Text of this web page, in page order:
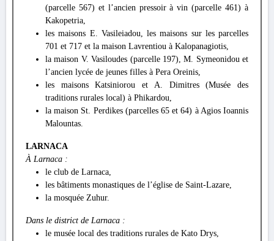
(parcelle 567) et l’ancien pressoir à vin (parcelle 461) à
Kakopetria,
les maisons E. Vasileiadou, les maisons sur les parcelles
701 et 717 et la maison Lavrentiou à Kalopanagiotis,
la maison V. Vasiloudes (parcelle 197), M. Symeonidou et
l’ancien lycée de jeunes filles à Pera Oreinis,
les maisons Katsiniorou et A. Dimitres (Musée des
traditions rurales local) à Phikardou,
la maison St. Perdikes (parcelles 65 et 64) à Agios Ioannis
Malountas.
LARNACA
À Larnaca :
le club de Larnaca,
les bâtiments monastiques de l’église de Saint-Lazare,
la mosquée Zuhur.
Dans le district de Larnaca :
le musée local des traditions rurales de Kato Drys,